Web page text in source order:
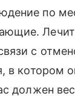
по
с
в котором
должен